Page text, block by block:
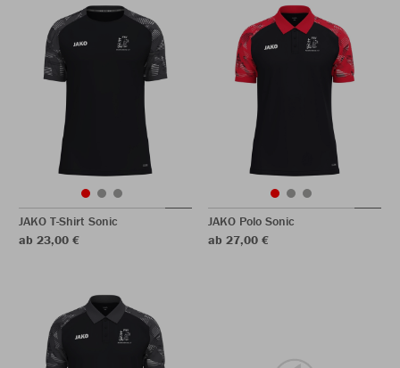
JAKO T-Shirt Sonic
ab 23,00 €
JAKO Polo Sonic
ab 27,00 €